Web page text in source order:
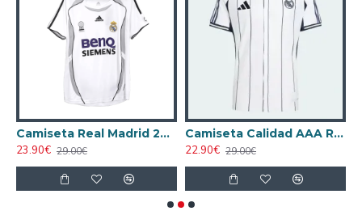
Camiseta Real Madrid 2006/07 Local Retro Blanco
23.90€ 29.00€
Camiseta Calidad AAA Real Madrid 2025/26 Baseball Shirt Blanco/Azul Marino
22.90€ 29.00€